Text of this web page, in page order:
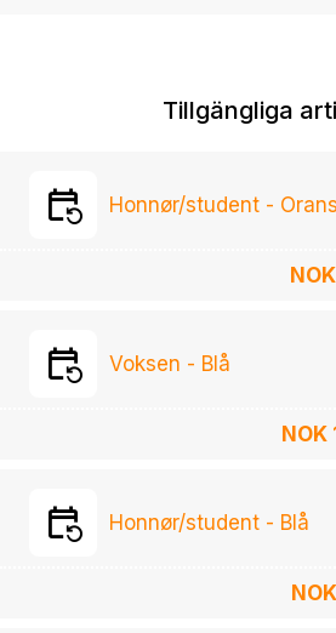
Tillgängliga
Honnør/student -
Voksen - Blå
Honnør/student - Blå